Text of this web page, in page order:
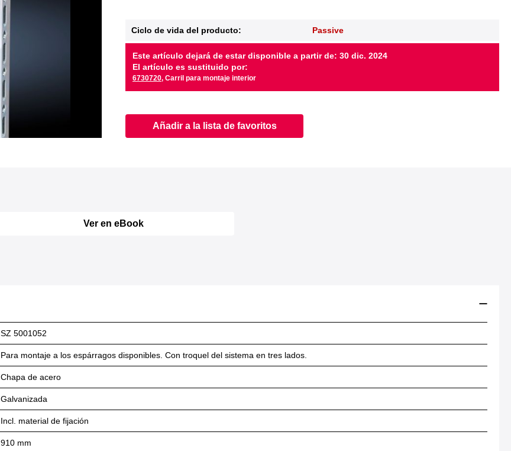
Ciclo de vida del producto: Passive
Este artículo dejará de estar disponible a partir de: 30 dic. 2024
El artículo es sustituido por:
6730720, Carril para montaje interior
Añadir a la lista de favoritos
Ver en eBook
SZ 5001052
Para montaje a los espárragos disponibles. Con troquel del sistema en tres lados.
Chapa de acero
Galvanizada
Incl. material de fijación
910 mm